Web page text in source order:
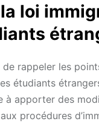
loi
de rappeler les
étudiants
à apporter des
procédures